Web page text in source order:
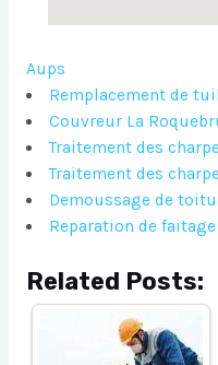
Aups
Remplacement de
Couvreur La
Traitement des
Traitement des
Demoussage de
Reparation de
Related Posts: